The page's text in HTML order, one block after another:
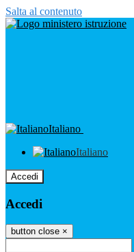
Salta al contenuto
Italiano
Italiano
Accedi
Accedi
button close ×